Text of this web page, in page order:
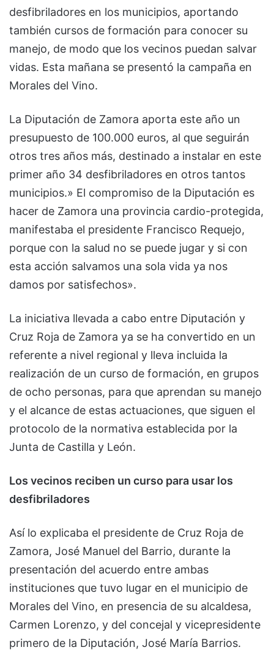
desfibriladores en los municipios, aportando
también cursos de formación para conocer su
manejo, de modo que los vecinos puedan salvar
vidas. Esta mañana se presentó la campaña en
Morales del Vino.
La Diputación de Zamora aporta este año un
presupuesto de 100.000 euros, al que seguirán
otros tres años más, destinado a instalar en este
primer año 34 desfibriladores en otros tantos
municipios.» El compromiso de la Diputación es
hacer de Zamora una provincia cardio-protegida,
manifestaba el presidente Francisco Requejo,
porque con la salud no se puede jugar y si con
esta acción salvamos una sola vida ya nos
damos por satisfechos».
La iniciativa llevada a cabo entre Diputación y
Cruz Roja de Zamora ya se ha convertido en un
referente a nivel regional y lleva incluida la
realización de un curso de formación, en grupos
de ocho personas, para que aprendan su manejo
y el alcance de estas actuaciones, que siguen el
protocolo de la normativa establecida por la
Junta de Castilla y León.
Los vecinos reciben un curso para usar los
desfibriladores
Así lo explicaba el presidente de Cruz Roja de
Zamora, José Manuel del Barrio, durante la
presentación del acuerdo entre ambas
instituciones que tuvo lugar en el municipio de
Morales del Vino, en presencia de su alcaldesa,
Carmen Lorenzo, y del concejal y vicepresidente
primero de la Diputación, José María Barrios.